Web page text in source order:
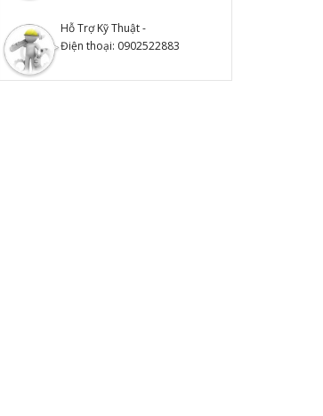
Hỗ Trợ Kỹ Thuật -
Điện thoại: 0902522883